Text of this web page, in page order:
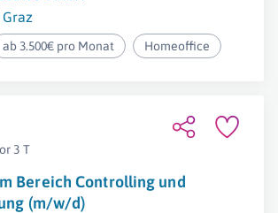
ab 3.500€ pro Monat Homeoffice
3 T
Bereich Controlling und
(m/w/d)